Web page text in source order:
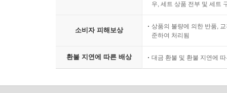
우, 세트 상품 전부 및 세트
소비자 피해보상
상품의 불량에 의한 반품,
준하여 처리됨
환불 지연에 따른 배상 대금 환불 및 환불 지연에